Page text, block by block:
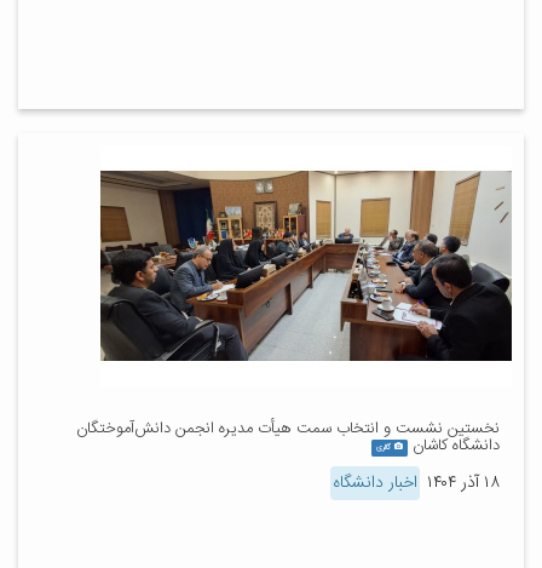
نخستین نشست و انتخاب سمت هیأت مدیره انجمن دانش‌آموختگان
دانشگاه کاشان گالری
۱۸ آذر ۱۴۰۴ اخبار دانشگاه